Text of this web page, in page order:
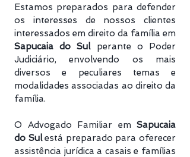
Estamos preparados para defender
os interesses de nossos clientes
interessados em direito da família em
Sapucaia do Sulperante o Poder
Judiciário, envolvendo os mais
diversos e peculiares temas e
modalidades associadas ao direito da
família.
O Advogado Familiar em Sapucaia
do Sulestá preparado para oferecer
assistência jurídica a casais e famílias